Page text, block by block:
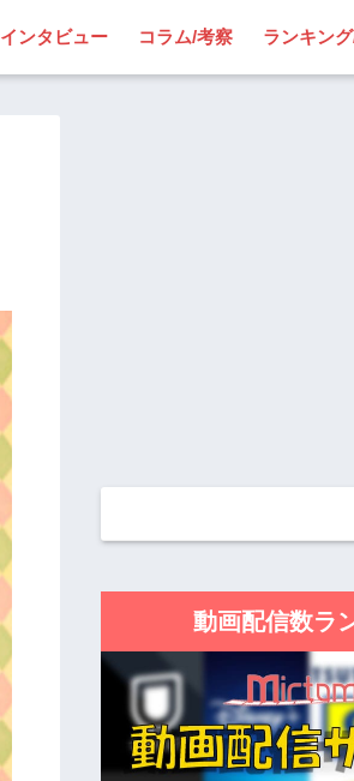
インタビュー コラム/考察 ランキン
動画配信数ラ